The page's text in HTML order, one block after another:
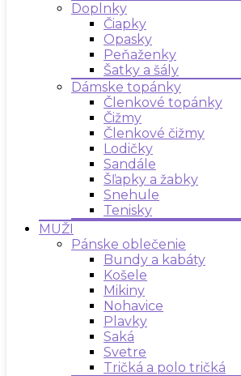
Doplnky
Čiapky
Opasky
Peňaženky
Šatky a šály
Dámske topánky
Členkové topánky
Čižmy
Členkové čižmy
Lodičky
Sandále
Šľapky a žabky
Snehule
Tenisky
MUŽI
Pánske oblečenie
Bundy a kabáty
Košele
Mikiny
Nohavice
Plavky
Saká
Svetre
Tričká a polo tričká